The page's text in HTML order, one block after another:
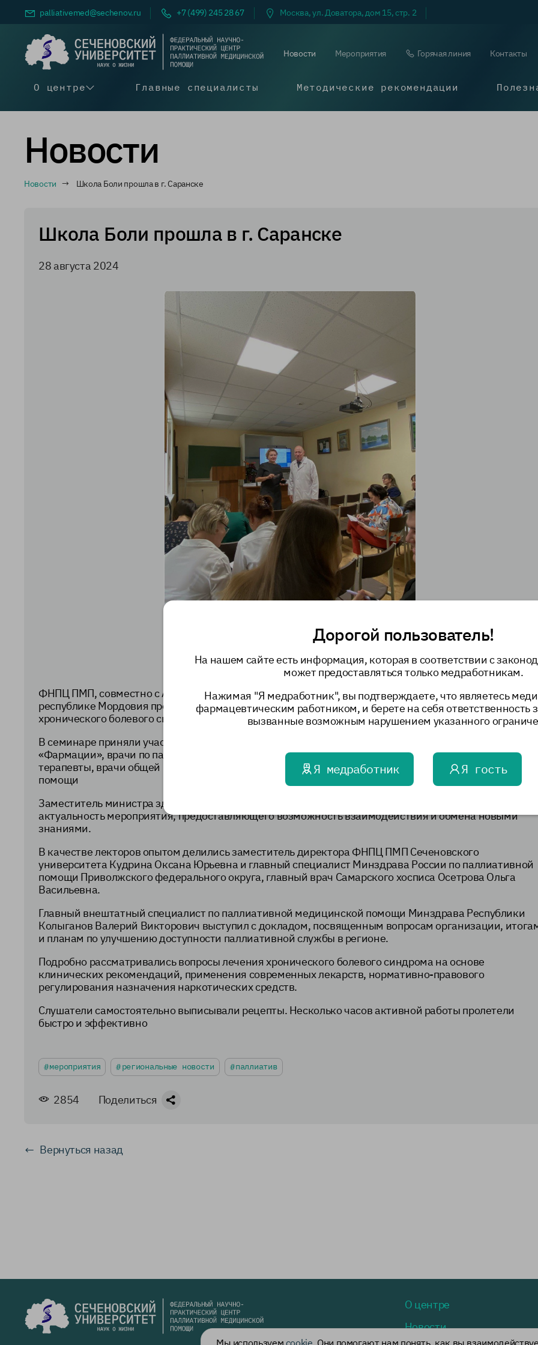
palliativemed@sechenov.ru +7 (499) 245 28 67 Москва, ул. Доватора, дом 15, стр. 2
Новости Мероприятия Горячая линия Контакты
О центре Главные специалисты Методические рекомендации
Новости
Новости Школа Боли прошла в г. Саранске
Школа Боли прошла в г. Саранске
28 августа 2024
ФНПЦ ПМП, совместно с Ассоциацией хосписной помощи при поддержке ФГУП «ЭНДОФАРМ» в
республике Мордовия провел образовательный семинар «Актуальные вопросы лечения
хронического болевого синдрома у взрослых, нуждающихся в паллиативной медицинской
В семинаре приняли участие представители Министерства здравоохранения Республики, ФГУП
«Фармации», врачи по паллиативной медицинской помощи, врачи-онкологи, участковые врачи-
терапевты, врачи общей практики (семейные врачи), фельдшера, врачи скорой медицинской
помощи
Заместитель министра здравоохранения Республики Кшняйкина Ольга Ивановна подчеркнула
актуальность мероприятия, предоставляющего возможность взаимодействия и обмена новыми
знаниями.
В качестве лекторов опытом делились заместитель директора ФНПЦ ПМП Сеченовского
университета Кудрина Оксана Юрьевна и главный специалист Минздрава России по паллиативной
помощи Приволжского федерального округа, главный врач Самарского хосписа Осетрова Ольга
Васильевна.
Главный внештатный специалист по паллиативной медицинской помощи Минздрава Республики
Колыганов Валерий Викторович выступил с докладом, посвященным вопросам организации,
и планам по улучшению доступности паллиативной службы в регионе.
Подробно рассматривались вопросы лечения хронического болевого синдрома на основе
клинических рекомендаций, применения современных лекарств, нормативно-правового
регулирования назначения наркотических средств.
Слушатели самостоятельно выписывали рецепты. Несколько часов активной работы пролетели
быстро и эффективно
мероприятия региональные новости паллиатив
2854 Поделиться
Вернуться назад
О центре
Новости
Мы используем cookie . Они помогают нам понять, как вы
Дорогой пользователь!
На нашем сайте есть информация, которая в соответствии с
может предоставляться только медработникам.
Нажимая "Я медработник", вы подтверждаете, что являетесь
фармацевтическим работником, и берете на себя ответственность
вызванные возможным нарушением указанного
Я медработник Я гость